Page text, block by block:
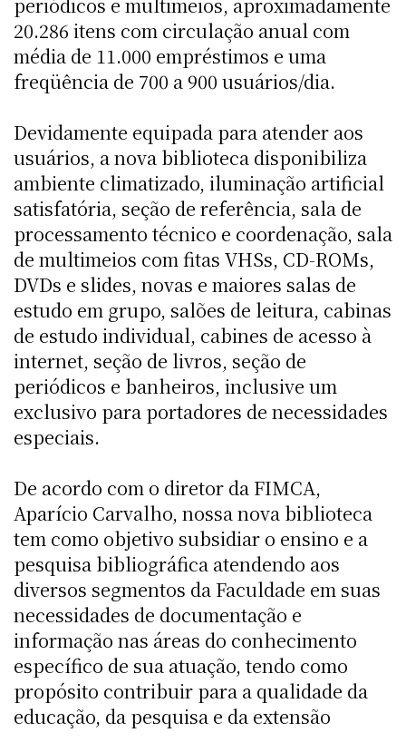
20.286 itens com circulação anual com
média de 11.000 empréstimos e uma
freqüência de 700 a 900 usuários/dia.
Devidamente equipada para atender aos
usuários, a nova biblioteca disponibiliza
ambiente climatizado, iluminação artificial
satisfatória, seção de referência, sala de
processamento técnico e coordenação, sala
de multimeios com fitas VHSs, CD-ROMs,
DVDs e slides, novas e maiores salas de
estudo em grupo, salões de leitura, cabinas
de estudo individual, cabines de acesso à
internet, seção de livros, seção de
periódicos e banheiros, inclusive um
exclusivo para portadores de necessidades
especiais.
De acordo com o diretor da FIMCA,
Aparício Carvalho, nossa nova biblioteca
tem como objetivo subsidiar o ensino e a
pesquisa bibliográfica atendendo aos
diversos segmentos da Faculdade em suas
necessidades de documentação e
informação nas áreas do conhecimento
específico de sua atuação, tendo como
propósito contribuir para a qualidade da
educação, da pesquisa e da extensão